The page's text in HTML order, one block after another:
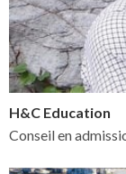
H&C Education
Conseil en